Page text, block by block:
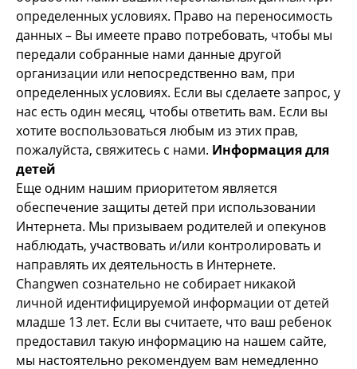
определенных условиях. Право на переносимость
данных – Вы имеете право потребовать, чтобы мы
передали собранные нами данные другой
организации или непосредственно вам, при
определенных условиях. Если вы сделаете запрос, у
нас есть один месяц, чтобы ответить вам. Если вы
хотите воспользоваться любым из этих прав,
пожалуйста, свяжитесь с нами. Информация для
детей
Еще одним нашим приоритетом является
обеспечение защиты детей при использовании
Интернета. Мы призываем родителей и опекунов
наблюдать, участвовать и/или контролировать и
направлять их деятельность в Интернете.
Changwen сознательно не собирает никакой
личной идентифицируемой информации от детей
младше 13 лет. Если вы считаете, что ваш ребенок
предоставил такую информацию на нашем сайте,
мы настоятельно рекомендуем вам немедленно